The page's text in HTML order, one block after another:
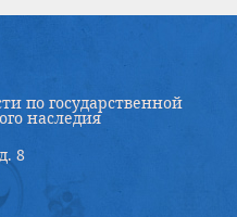
по государственной
наследия
8